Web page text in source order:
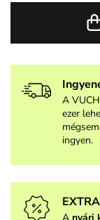
A
ezer
ingyen.